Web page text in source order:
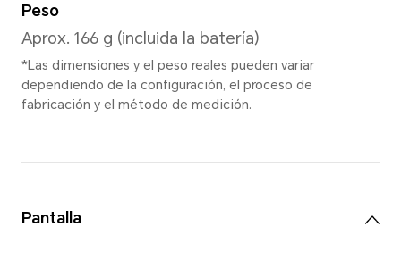
*Puede variar en
Dimensiones y peso